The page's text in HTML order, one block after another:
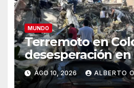
MUNDO
Terremoto en
desesperación
de Cali por
AGO 10, 2026 ALBERTO